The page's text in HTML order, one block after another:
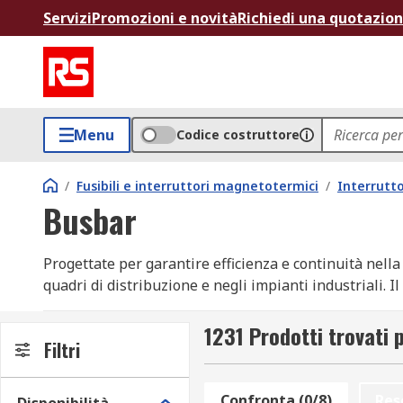
ServiziPromozioni e novitàRichiedi una
Menu Codice costruttore
/ Fusibili e interruttori magnetotermici /
Busbar
Progettate per garantire efficienza e continuità
quadri di distribuzione e negli impianti industriali. Il
stagnato, con sezioni e lunghezze variabili. Tra i
e durata nel tempo. Per rispondere alle esigenze
Filtri 1231 Prodotti trovati